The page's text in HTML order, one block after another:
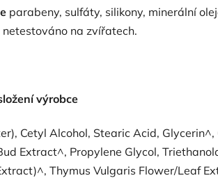
parabeny, sulfáty, silikony, minerální
netestováno na zvířatech.
výrobce
Cetyl Alcohol, Stearic Acid,
Extract^, Propylene Glycol,
Thymus Vulgaris Flower/Leaf